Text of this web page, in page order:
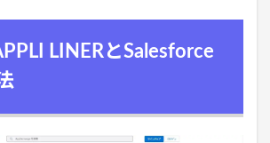
LINERとSalesforce